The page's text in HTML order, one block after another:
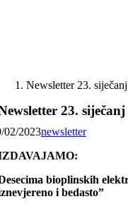
Newsletter 23.
23. siječanj
02/2023newsletter
bioplinskih
i bedasto”